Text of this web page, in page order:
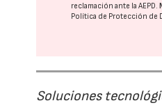
reclamación ante laAEPD.
Política de Protección de
Soluciones